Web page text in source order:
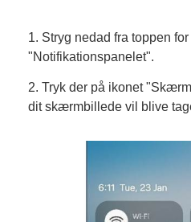
1. Stryg nedad fra toppen for
"Notifikationspanelet".
2. Tryk der på ikonet
dit skærmbillede vil blive